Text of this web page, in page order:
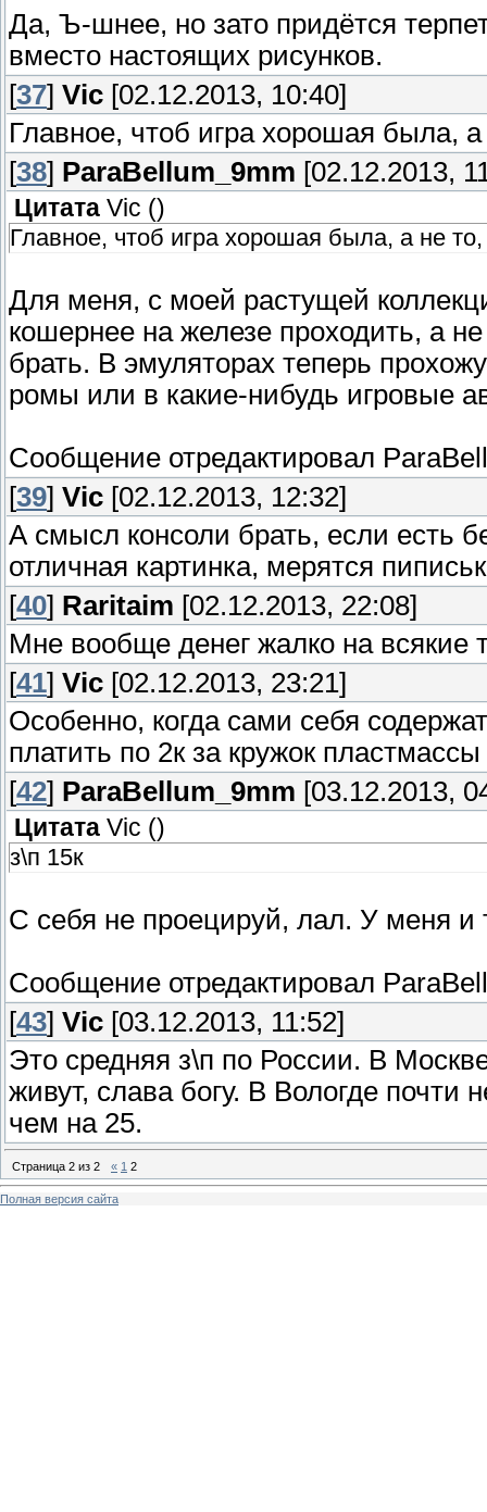
Да, Ъ-шнее, но зато придётся
вместо настоящих рисунков.
[37] Vic [02.12.2013, 10:40]
Главное, чтоб игра хорошая была,
[38] ParaBellum_9mm [02.12.2013,
Цитата Vic ()
Главное, чтоб игра хорошая была, а не
Для меня, с моей растущей
кошернее на железе проходить, а
брать. В эмуляторах теперь
ромы или в какие-нибудь игровые
Сообщение отредактировал
[39] Vic [02.12.2013, 12:32]
А смысл консоли брать, если есть
отличная картинка, мерятся
[40] Raritaim [02.12.2013, 22:08]
Мне вообще денег жалко на всякие
[41] Vic [02.12.2013, 23:21]
Особенно, когда сами себя
платить по 2к за кружок пластмассы
[42] ParaBellum_9mm [03.12.2013,
Цитата Vic ()
з\п 15к
С себя не проецируй, лал. У меня и
Сообщение отредактировал
[43] Vic [03.12.2013, 11:52]
Это средняя з\п по России. В
живут, слава богу. В Вологде
чем на 25.
Страница 2 из 2 « 1 2
Полная версия сайта